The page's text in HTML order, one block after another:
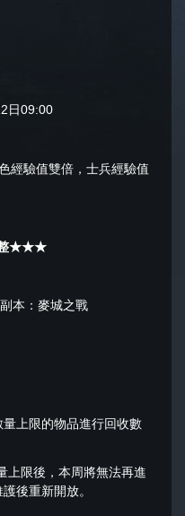
日09:00
經驗值雙倍，士兵經驗值
★★★
本：麥城之戰
量上限的物品進行回收數
上限後，本周將無法再進
後重新開放。